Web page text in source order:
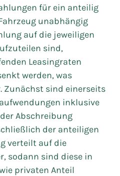
für ein anteilig
unabhängig
auf die jeweiligen
sind,
Leasingraten
werden, was
Zunächst sind einerseits
inklusive
Abschreibung
der anteiligen
verteilt auf die
sodann sind diese in
privaten Anteil